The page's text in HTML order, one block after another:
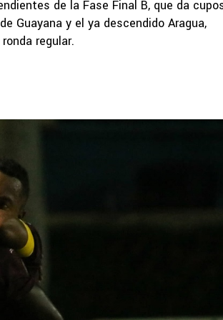
de la Fase Final B, que da
Guayana y el ya descendido Aragua,
regular.